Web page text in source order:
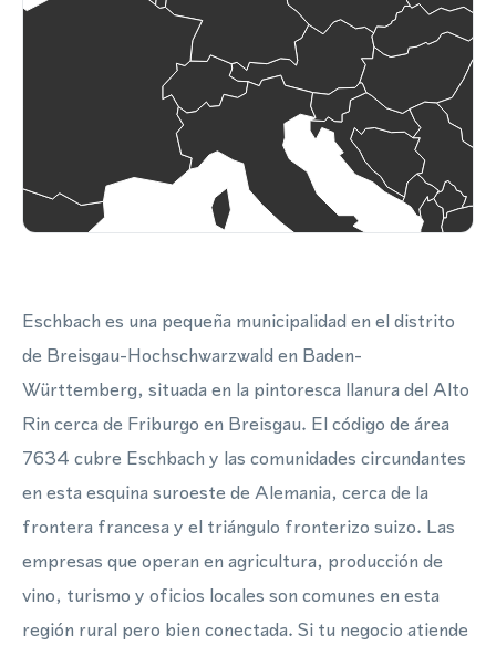
Eschbach es una pequeña municipalidad en el distrito
de Breisgau-Hochschwarzwald en Baden-
Württemberg, situada en la pintoresca llanura del Alto
Rin cerca de Friburgo en Breisgau. El código de área
7634 cubre Eschbach y las comunidades circundantes
en esta esquina suroeste de Alemania, cerca de la
frontera francesa y el triángulo fronterizo suizo. Las
empresas que operan en agricultura, producción de
vino, turismo y oficios locales son comunes en esta
región rural pero bien conectada. Si tu negocio atiende